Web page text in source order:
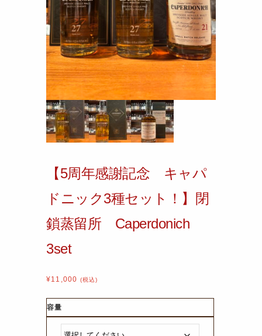
【5周年感謝記念 キャパ
ドニック3種セット！】閉
鎖蒸留所 Caperdonich
3set
¥11,000 (税込)
容量